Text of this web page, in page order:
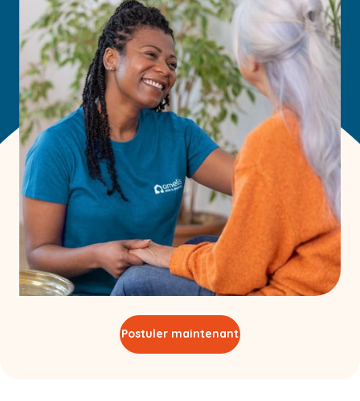
Postuler maintenant